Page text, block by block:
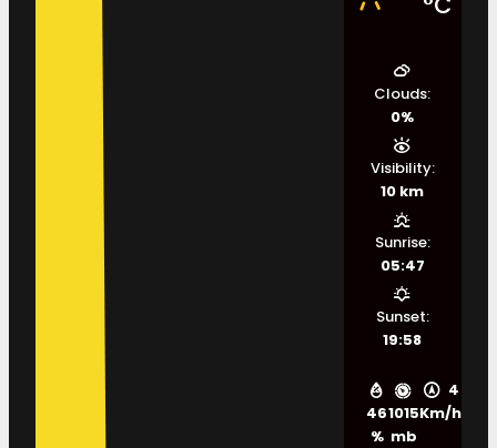
46
%
1015
mb
4
Km/h
Clouds:
0%
Visibility:
10 km
Sunrise:
05:47
Sunset:
19:58